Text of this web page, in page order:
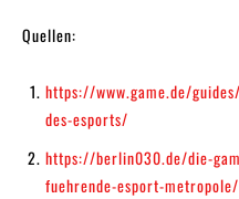
Quellen:
https://www.game.de/
des-esports/
https://berlin030.de/die-
fuehrende-esport-metropole/